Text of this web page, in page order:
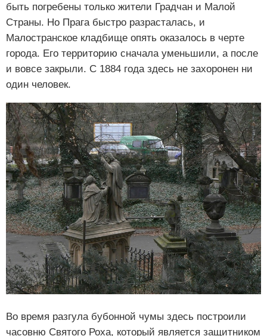
быть погребены только жители Градчан и Малой
Страны. Но Прага быстро разрасталась, и
Малостранское кладбище опять оказалось в черте
города. Его территорию сначала уменьшили, а после
и вовсе закрыли. С 1884 года здесь не захоронен ни
один человек.
Во время разгула бубонной чумы здесь построили
часовню Святого Роха, который является защитником